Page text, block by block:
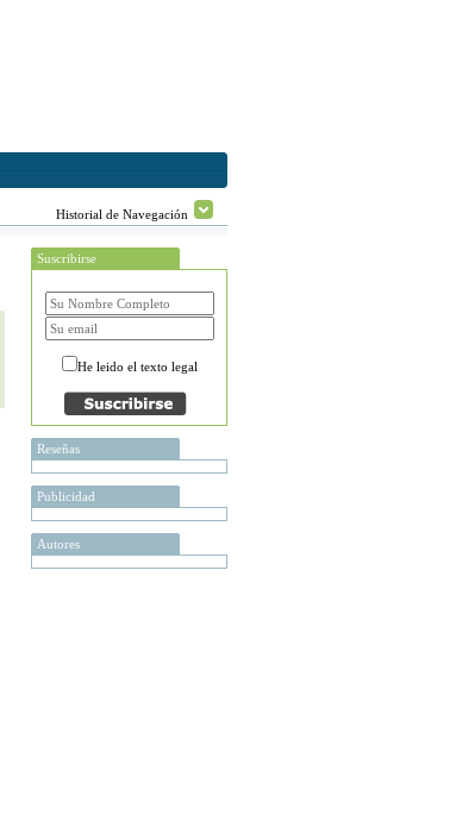
Historial de Navegación
Suscribirse
He leido el texto legal
Reseñas
Publicidad
Autores